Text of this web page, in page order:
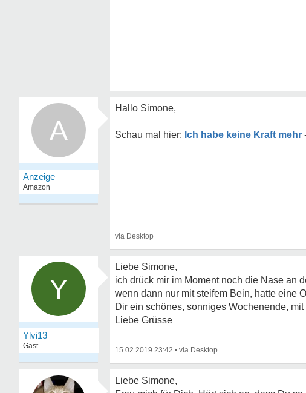
A
Hallo Simone,
Ich habe keine Kraft mehr
Y
Ylvi13
Gast
Liebe Simone,
ich drück mir im Moment noch die Nase an
wenn dann nur mit steifem Bein, hatte eine
Dir ein schönes, sonniges Wochenende,
Liebe Grüsse
15.02.2019 23:42 •
Liebe Simone,